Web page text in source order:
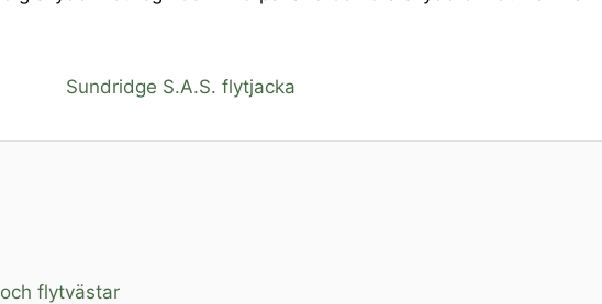
Sundridge S.A.S. flytjacka
flytvästar